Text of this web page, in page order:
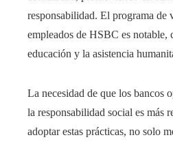
responsabilidad. El programa de
empleados de HSBC es notable,
educación y la asistencia
La necesidad de que los bancos
la responsabilidad social es más
adoptar estas prácticas, no solo